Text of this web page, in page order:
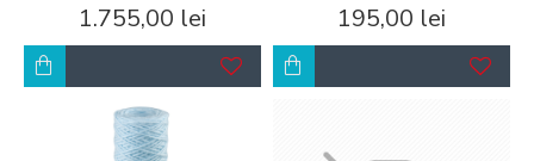
1.755,00 lei 195,00 lei